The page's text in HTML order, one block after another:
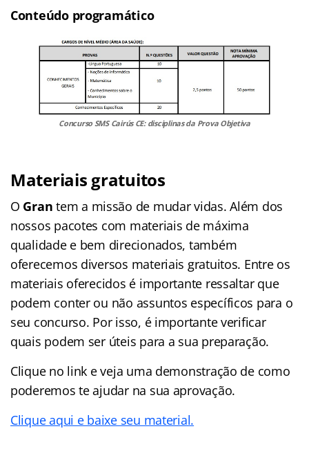
Conteúdo programático
Concurso SMS Cairús CE: disciplinas da Prova Objetiva
Materiais gratuitos
O Grantem a missão de mudar vidas. Além dos
nossos pacotes com materiais de máxima
qualidade e bem direcionados, também
oferecemos diversos materiais gratuitos. Entre os
materiais oferecidos é importante ressaltar que
podem conter ou não assuntos específicos para o
seu concurso. Por isso, é importante verificar
quais podem ser úteis para a sua preparação.
Clique no link e veja uma demonstração de como
poderemos te ajudar na sua aprovação.
Clique aqui e baixe seu material.